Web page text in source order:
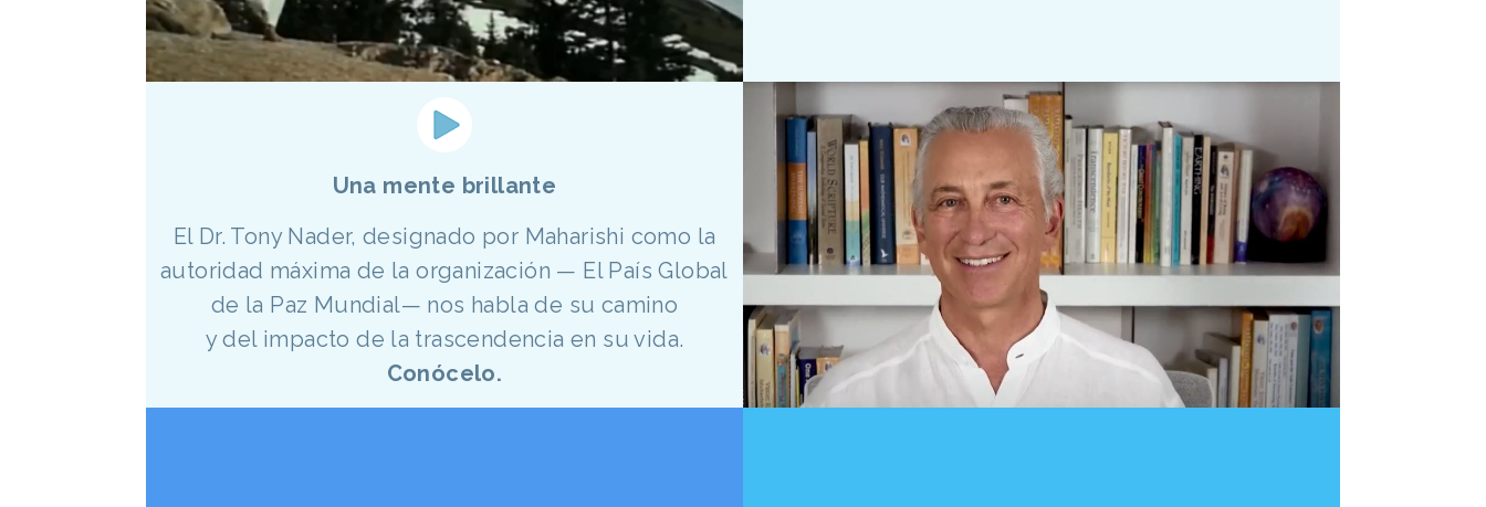
Una mente brillante
El Dr. Tony Nader, designado por Maharishi como la
autoridad máxima de la organización — El País Global
de la Paz Mundial— nos habla de su camino
y del impacto de la trascendencia en su vida.
Conócelo.